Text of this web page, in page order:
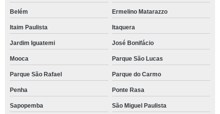
Belém Ermelino Matarazzo
Itaim Paulista Itaquera
Jardim Iguatemi José Bonifácio
Mooca Parque São Lucas
Parque São Rafael Parque do Carmo
Penha Ponte Rasa
Sapopemba São Miguel Paulista